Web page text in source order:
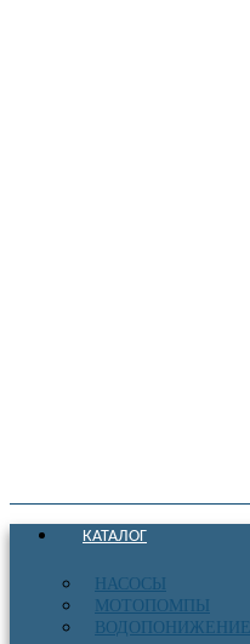
КАТАЛОГ
НАСОСЫ
МОТОПОМПЫ
ВОДОПОНИЖЕНИЕ